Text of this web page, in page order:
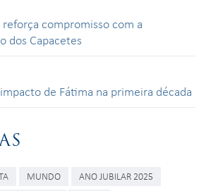
compromisso com a
dos Capacetes
de Fátima na primeira década
MUNDO
ANO JUBILAR 2025